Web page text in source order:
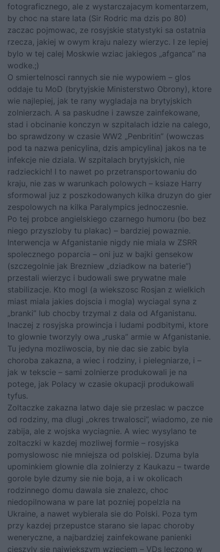
fotograficznego, ale z wystarczajacym komentarzem,
by choc na stare lata (Sir Rodric ma dzis po 80)
zaczac pojmowac, ze rosyjskie statystyki sa ostatnia
rzecza, jakiej w owym kraju nalezy wierzyc. I ze lepiej
bylo w tej calej Moskwie wziac jakiegos „afganca” na
wodke.;)
O smiertelnosci rannych sie nie wypowiem – glos
oddaje tu MoD (brytyjskie Ministerstwo Obrony), ktore
wie najlepiej, jak te rany wygladaja na brytyjskich
zolnierzach. A sa paskudne i zawsze zainfekowane,
stad i obcinanie konczyn w szpitalach idzie na calego,
bo sprawdzony w czasie WW2 „Penbritin” (wowczas
pod ta nazwa penicylina, dzis ampicylina) jakos na te
infekcje nie dziala. W szpitalach brytyjskich, nie
radzieckich! I to nawet po przetransportowaniu do
kraju, nie zas w warunkach polowych – ksiaze Harry
sformowal juz z poszkodowanych kilka druzyn do gier
zespolowych na kilka Paralympics jednoczesnie.
Po tej probce angielskiego czarnego humoru (bo bez
niego przyszloby tu plakac) – bardziej powaznie.
Interwencja w Afganistanie nigdy nie miala w ZSRR
spolecznego poparcia – oni juz w bajki gensekow
(szczegolnie jak Brezniew „dziadkow na baterie”)
przestali wierzyc i budowali swe prywatne male
stabilizacje. Kto mogl (a wiekszosc Rosjan z wielkich
miast miala jakies dojscia i mogla) wyciagal syna z
„branki” lub chocby trzymal z dala od Afganistanu.
Inaczej z rosyjska prowincja i ludami podbitymi, ktore
to glownie tworzyly owa „ruska” armie w Afganistanie.
Tu jedyna mozliwoscia, by nie dac sie zabic byla
choroba zakazna, a wiec i rodziny, i pielegniarze, i –
jak w tekscie – sami zolnierze produkowali je na
potege, jak Polacy w czasie okupacji produkowali
tyfus.
Zoltaczke zakazna latwo daje sie przeslac w paczce
od rodziny, ma dlugi „okres trwalosci”, wiadomo, ze nie
zabija, ale z wojska wyciagnie. A wiec wysylano te
zoltaczki w kazdej mozliwej formie – rosyjska
pomyslowosc nie mniejsza od polskiej. Dzuma byla
upominkiem glownie dla zolnierzy z Kaukazu – twarde
gorole byle dzumy sie nie boja, a i w okolicach
rodzinnego domu dawala sie znalezc, choc
niedopilnowana w pare lat pozniej popelzla na
Ukraine, a nawet wybierala sie do Polski. Poza tym
przy kazdej przepustce starano sie lapac choroby
weneryczne, a najbardziej zainfekowane panienki
cieszyly sie najwiekszym wzieciem – VDs leczono w